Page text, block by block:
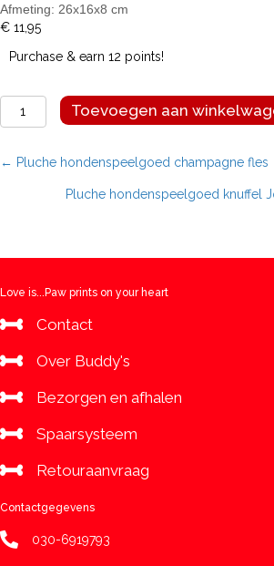
Afmeting: 26x16x8 cm
€ 11,95
Purchase & earn 12 points!
hondenspeelgoed
aantal
Toevoegen aan
Posts
navigation
← Pluche hondenspeelgoed champagne fles
Pluche hondenspeelgoed knuffel
Love is...Paw prints on your heart
Contact
Over Buddy's
Bezorgen en afhalen
Spaarsysteem
Retouraanvraag
Contactgegevens
030-6919793